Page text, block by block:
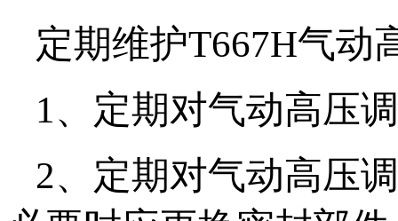
定期维护T667H气动
1、定期对气动高压
2、定期对气动高压